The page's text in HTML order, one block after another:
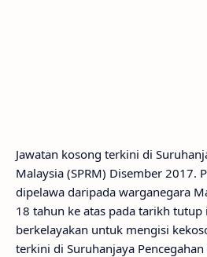
Jawatan kosong terkini di
Malaysia (SPRM) Disember 2017.
dipelawa daripada warganegara
18 tahun ke atas pada tarikh tutup
berkelayakan untuk mengisi
terkini di Suruhanjaya Pencegahan